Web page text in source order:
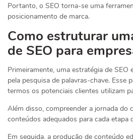
Portanto, o SEO torna-se uma
posicionamento de marca.
Como estruturar
de SEO para
Primeiramente, uma estratégia de SEO
pela pesquisa de palavras-chave. Esse
termos os potenciais clientes utilizam
Além disso, compreender a jornada do
conteúdos adequados para cada etapa
Em seguida, a produção de conteúdo